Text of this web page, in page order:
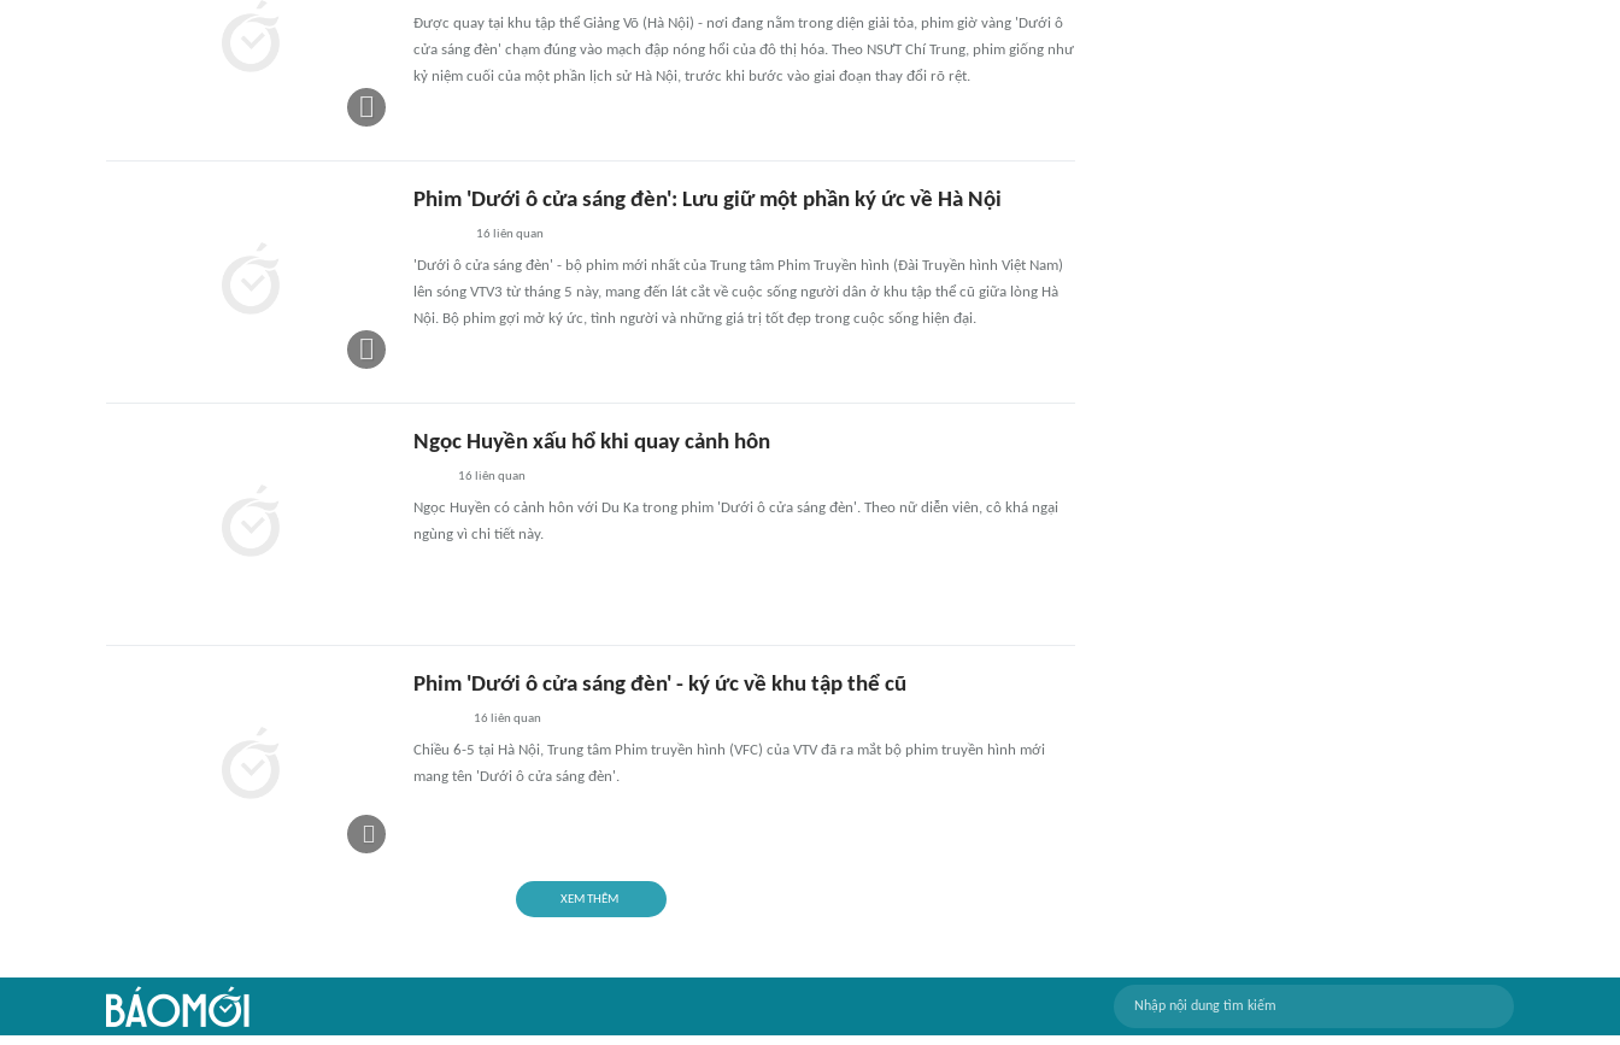
Được quay tại khu tập thể Giảng Võ (Hà Nội) - nơi đang nằm trong diện giải tỏa, phim giờ vàng 'Dưới ô
cửa sáng đèn' chạm đúng vào mạch đập nóng hổi của đô thị hóa. Theo NSƯT Chí Trung, phim giống như
kỷ niệm cuối của một phần lịch sử Hà Nội, trước khi bước vào giai đoạn thay đổi rõ rệt.
Phim 'Dưới ô cửa sáng đèn': Lưu giữ một phần ký ức về Hà Nội
16 liên quan
'Dưới ô cửa sáng đèn' - bộ phim mới nhất của Trung tâm Phim Truyền hình (Đài Truyền hình Việt Nam)
lên sóng VTV3 từ tháng 5 này, mang đến lát cắt về cuộc sống người dân ở khu tập thể cũ giữa lòng Hà
Nội. Bộ phim gợi mở ký ức, tình người và những giá trị tốt đẹp trong cuộc sống hiện đại.
Ngọc Huyền xấu hổ khi quay cảnh hôn
16 liên quan
Ngọc Huyền có cảnh hôn với Du Ka trong phim 'Dưới ô cửa sáng đèn'. Theo nữ diễn viên, cô khá ngại
ngùng vì chi tiết này.
Phim 'Dưới ô cửa sáng đèn' - ký ức về khu tập thể cũ
16 liên quan
Chiều 6-5 tại Hà Nội, Trung tâm Phim truyền hình (VFC) của VTV đã ra mắt bộ phim truyền hình mới
mang tên 'Dưới ô cửa sáng đèn'.
XEM THÊM